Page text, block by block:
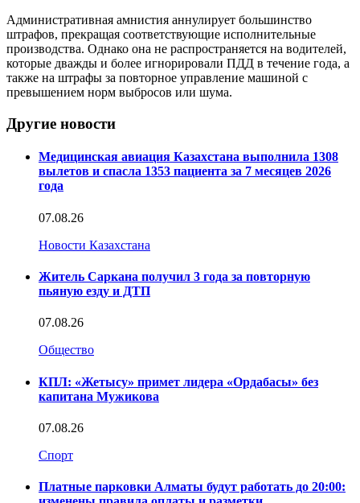
Административная амнистия аннулирует большинство
штрафов, прекращая соответствующие исполнительные
производства. Однако она не распространяется на водителей,
которые дважды и более игнорировали ПДД в течение года, а
также на штрафы за повторное управление машиной с
превышением норм выбросов или шума.
Другие новости
Медицинская авиация Казахстана выполнила 1308
вылетов и спасла 1353 пациента за 7 месяцев 2026
года
07.08.26
Новости Казахстана
Житель Саркана получил 3 года за повторную
пьяную езду и ДТП
07.08.26
Общество
КПЛ: «Жетысу» примет лидера «Ордабасы» без
капитана Мужикова
07.08.26
Спорт
Платные парковки Алматы будут работать до 20:00: